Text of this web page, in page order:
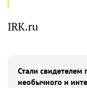
IRK.ru
Стали свидетелем
необычного и